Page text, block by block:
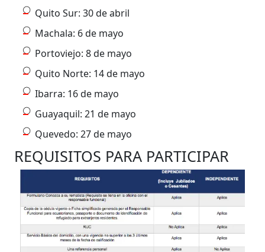
Quito Sur: 30 de abril
Machala: 6 de mayo
Portoviejo: 8 de mayo
Quito Norte: 14 de mayo
Ibarra: 16 de mayo
Guayaquil: 21 de mayo
Quevedo: 27 de mayo
REQUISITOS PARA PARTICIPAR